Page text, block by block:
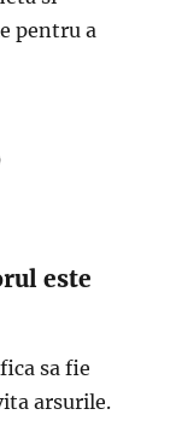
pentru a
este
sa fie
arsurile.